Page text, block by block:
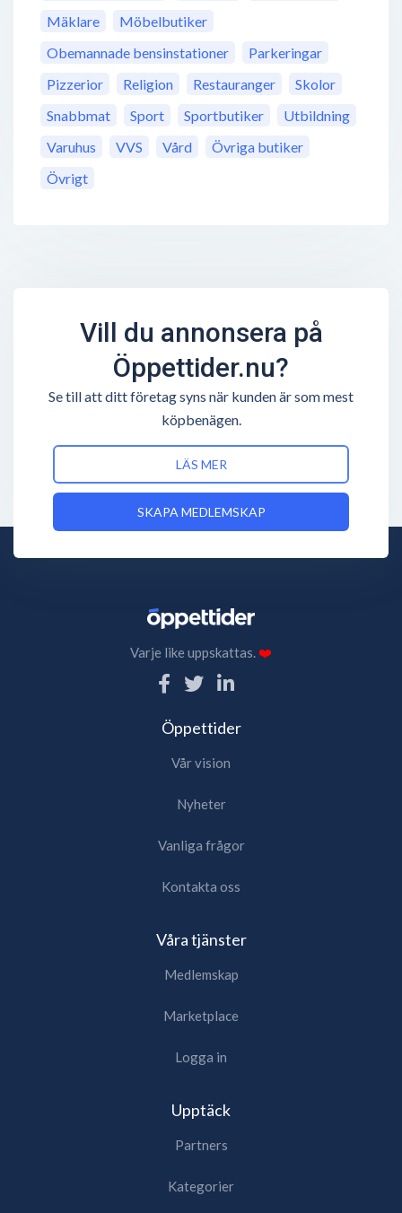
Mäklare
Möbelbutiker
Obemannade bensinstationer
Parkeringar
Pizzerior
Religion Restauranger
Skolor
Snabbmat
Sport Sportbutiker
Utbildning
Varuhus
VVS Vård
Övriga butiker
Övrigt
Vill du annonsera på
Öppettider.nu?
Se till att ditt företag syns när kunden är som mest
köpbenägen.
LÄS MER
SKAPA MEDLEMSKAP
Varje like uppskattas.❤️
Öppettider
Vår vision
Nyheter
Vanliga frågor
Kontakta oss
Våra tjänster
Medlemskap
Marketplace
Logga in
Upptäck
Partners
Kategorier